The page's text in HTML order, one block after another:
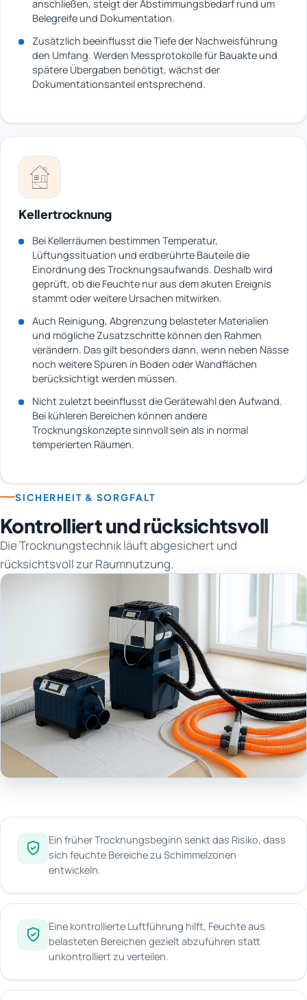
anschließen, steigt der Abstimmungsbedarf rund um
Belegreife und Dokumentation.
Zusätzlich beeinflusst die Tiefe der Nachweisführung
den Umfang. Werden Messprotokolle für Bauakte und
spätere Übergaben benötigt, wächst der
Dokumentationsanteil entsprechend.
Kellertrocknung
Bei Kellerräumen bestimmen Temperatur,
Lüftungssituation und erdberührte Bauteile die
Einordnung des Trocknungsaufwands. Deshalb wird
geprüft, ob die Feuchte nur aus dem akuten Ereignis
stammt oder weitere Ursachen mitwirken.
Auch Reinigung, Abgrenzung belasteter Materialien
und mögliche Zusatzschritte können den Rahmen
verändern. Das gilt besonders dann, wenn neben Nässe
noch weitere Spuren in Boden oder Wandflächen
berücksichtigt werden müssen.
Nicht zuletzt beeinflusst die Gerätewahl den Aufwand.
Bei kühleren Bereichen können andere
Trocknungskonzepte sinnvoll sein als in normal
temperierten Räumen.
SICHERHEIT & SORGFALT
Kontrolliert und rücksichtsvoll
Die Trocknungstechnik läuft abgesichert und
rücksichtsvoll zur Raumnutzung.
Ein früher Trocknungsbeginn senkt das Risiko, dass
sich feuchte Bereiche zu Schimmelzonen
entwickeln.
Eine kontrollierte Luftführung hilft, Feuchte aus
belasteten Bereichen gezielt abzuführen statt
unkontrolliert zu verteilen.